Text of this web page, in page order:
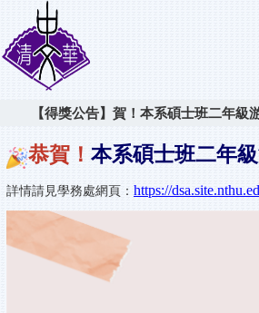
【得獎公告】賀！本系碩士班二年級
恭賀！ 本系碩士班二年
詳情請見學務處網頁： https://